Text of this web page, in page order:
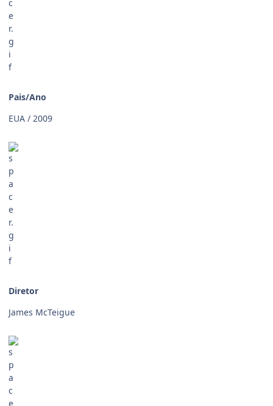
Pais/Ano
EUA / 2009
Diretor
James McTeigue